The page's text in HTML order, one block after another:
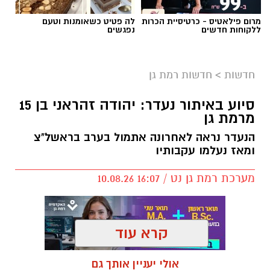
מערכת רמת גן נט / 16:07 10.08.26
תגים:סיוע באיתור נעדר
קרא עוד
אולי יעניין אותך גם
קפיצה קטנה קנייה גדולה:
הסופר השכונתי שמביא את כוח
הרשתות הגדולות לרמת גן
לה פטיט כשאומנות וטעם
נפגשים